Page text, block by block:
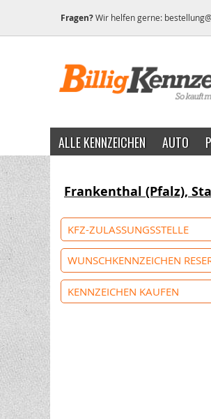
Fragen?Wir helfen gerne:
ALLE KENNZEICHEN AUTO
Frankenthal (Pfalz),
KFZ-ZULASSUNGSSTELLE
WUNSCHKENNZEICHEN
KENNZEICHEN KAUFEN